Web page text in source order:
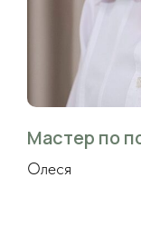
Мастер по
Олеся